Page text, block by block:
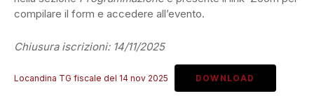
compilare il form e accedere all’evento.
Chiusura iscrizioni: 14/11/2025
Locandina TG fiscale del 14 nov 2025 DOWNLOAD